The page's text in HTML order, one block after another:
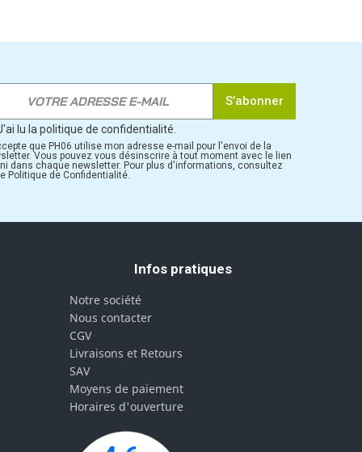
S’abonner
lu la politique de confidentialité.
que PH06 utilise mon adresse e-mail pour l'envoi de la
Vous pouvez vous désinscrire à tout moment avec le lien
dans chaque newsletter. Pour plus d'informations, consultez
Politique de Confidentialité.
Infos pratiques
Notre société
Nous contacter
CGV
Livraisons et Retours
SAV
Moyens de paiement
Horaires d'ouverture